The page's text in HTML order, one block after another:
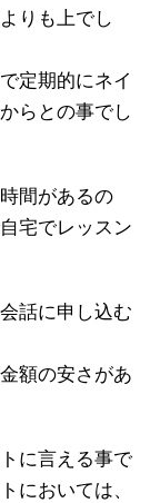
りも上でし
定期的にネイ
らとの事でし
間があるの
宅でレッスン
話に申し込む
額の安さがあ
に言える事で
においては、